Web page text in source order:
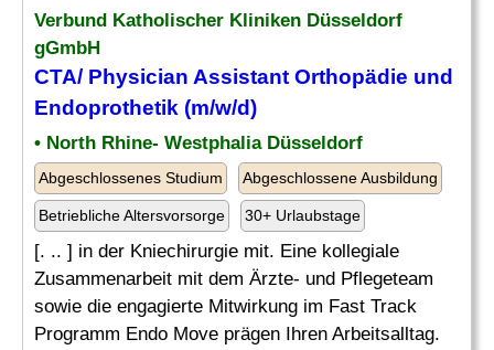
Verbund Katholischer Kliniken Düsseldorf
gGmbH
CTA/ Physician Assistant Orthopädie und
Endoprothetik (m/w/d)
• North Rhine- Westphalia Düsseldorf
Abgeschlossenes Studium Abgeschlossene Ausbildung
Betriebliche Altersvorsorge 30+ Urlaubstage
[. .. ] in der Kniechirurgie mit. Eine kollegiale
Zusammenarbeit mit dem Ärzte- und Pflegeteam
sowie die engagierte Mitwirkung im Fast Track
Programm Endo Move prägen Ihren Arbeitsalltag.